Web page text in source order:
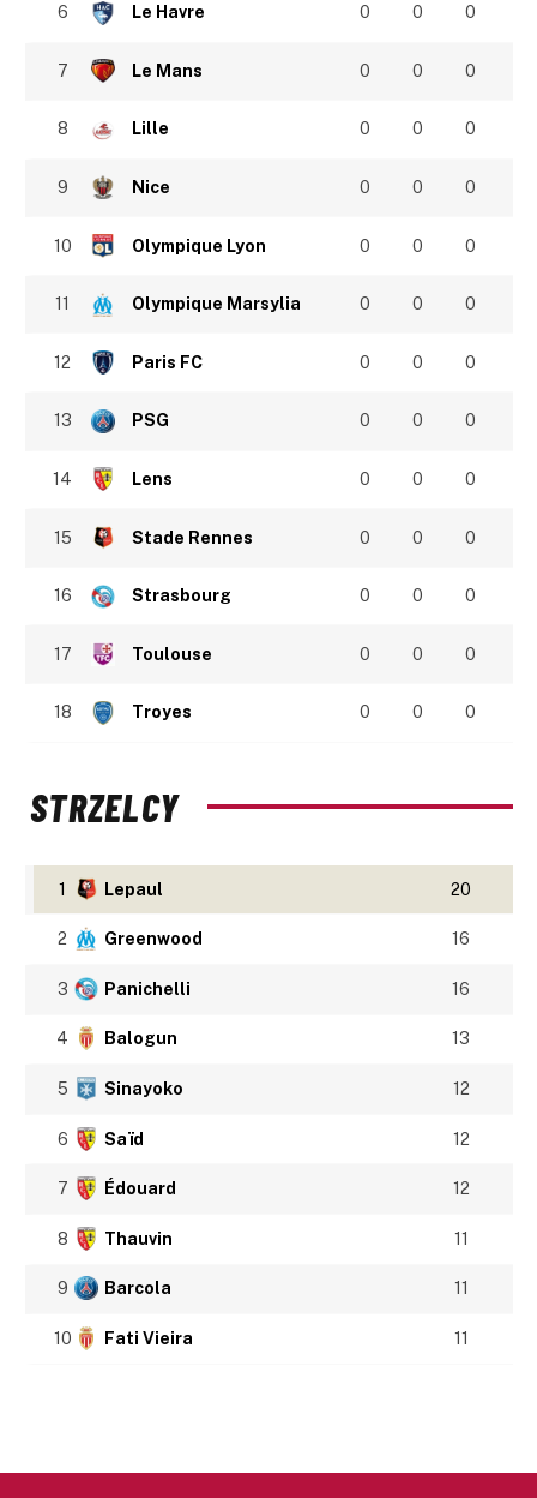
6 Le Havre 0 0 0
7 Le Mans 0 0 0
8 Lille 0 0 0
9 Nice 0 0 0
10 Olympique Lyon 0 0 0
11 Olympique Marsylia 0 0 0
12 Paris FC 0 0 0
13 PSG 0 0 0
14 Lens 0 0 0
15 Stade Rennes 0 0 0
16 Strasbourg 0 0 0
17 Toulouse 0 0 0
18 Troyes 0 0 0
STRZELCY
1 Lepaul 20
2 Greenwood 16
3 Panichelli 16
4 Balogun 13
5 Sinayoko 12
6 Saïd 12
7 Édouard 12
8 Thauvin 11
9 Barcola 11
10 Fati Vieira 11